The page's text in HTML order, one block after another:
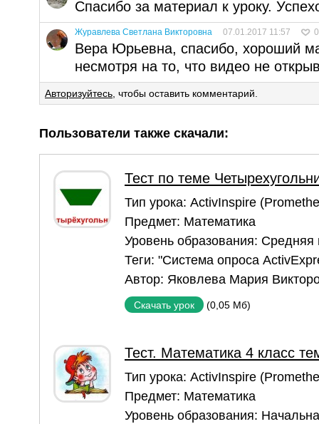
Спасибо за материал к уроку.
Журавлева Светлана Викторовна 07.01.2017 11:57 0
Вера Юрьевна, спасибо, хороший
несмотря на то, что видео не
Авторизуйтесь, чтобы оставить комментарий.
Пользователи также скачали:
Тест по теме
Тип урока: ActivInspire
Предмет: Математика
Уровень образования: Средняя
Теги: "Система опроса
Автор: Яковлева Мария
Скачать урок (0,05 Мб)
Тест. Математика 4 класс
Тип урока: ActivInspire
Предмет: Математика
Уровень образования: